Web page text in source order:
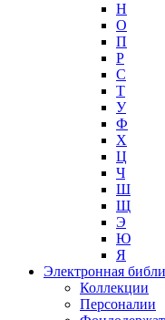
Н
О
П
Р
С
Т
У
Ф
Х
Ц
Ч
Ш
Щ
Э
Ю
Я
Электронная
Коллекции
Персоналии